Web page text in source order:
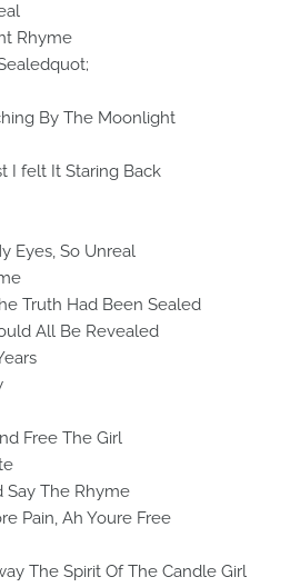
Rhyme
By The Moonlight
I felt It Staring Back
Eyes, So Unreal
Truth Had Been Sealed
All Be Revealed
Free The Girl
Say The Rhyme
Pain, Ah Youre Free
The Spirit Of The Candle Girl